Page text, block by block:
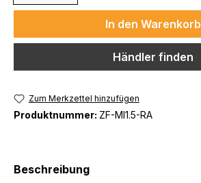
In den Warenkorb
Händler finden
Zum Merkzettel hinzufügen
Produktnummer: ZF-MI1.5-RA
Beschreibung